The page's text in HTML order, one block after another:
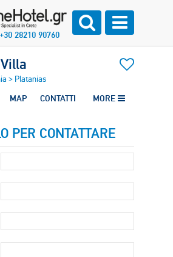
+30 28210 90760
> Platanias
MAP CONTATTI MORE
PER CONTATTARE